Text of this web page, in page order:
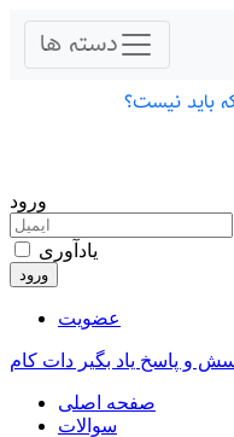
ورود
یادآوری
عضویت
و پاسخ یاد بگیر دات کام
صفحه اصلی
سوالات